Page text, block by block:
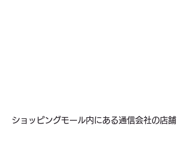
ショッピングモール内にある通信会社の店舗